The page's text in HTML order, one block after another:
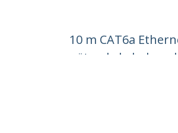
10 m CAT6a
nätverkskabel